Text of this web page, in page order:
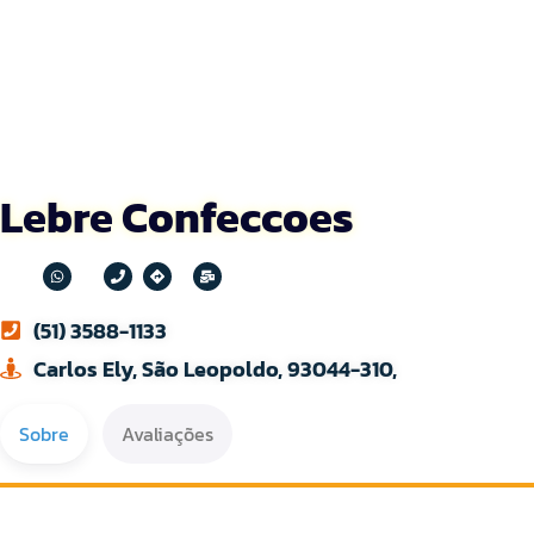
Lebre Confeccoes
(51) 3588-1133
Carlos Ely, São Leopoldo, 93044-310,
Sobre Avaliações